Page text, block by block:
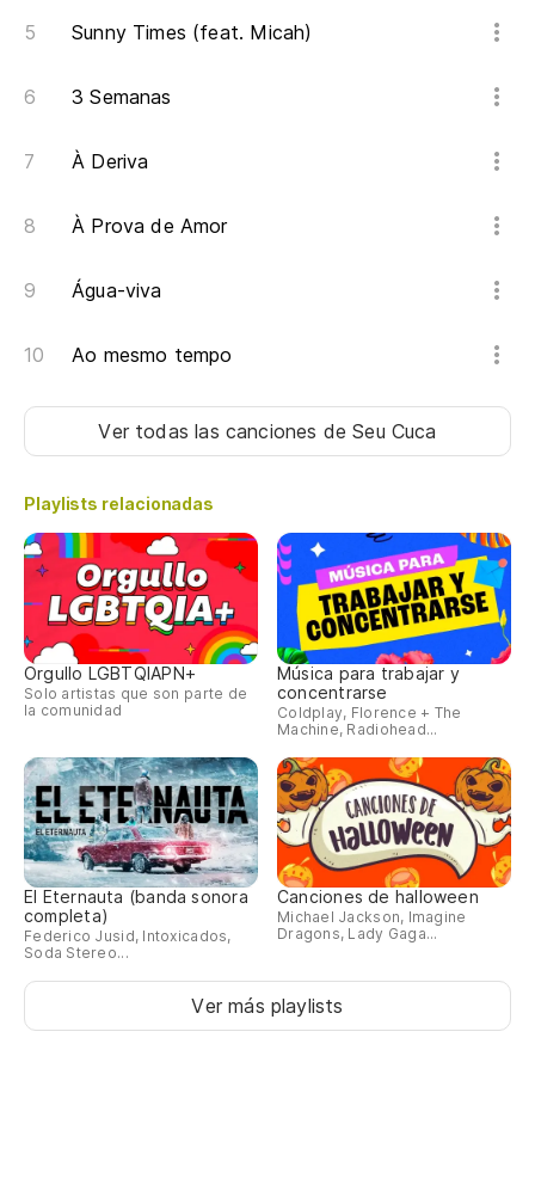
Sunny Times (feat. Micah)
3 Semanas
À Deriva
À Prova de Amor
Água-viva
Ao mesmo tempo
Ver todas las canciones de Seu Cuca
Playlists relacionadas
Orgullo LGBTQIAPN+
Solo artistas que son parte de
la comunidad
Música para trabajar y
concentrarse
Coldplay, Florence + The
Machine, Radiohead...
El Eternauta (banda sonora
completa)
Federico Jusid, Intoxicados,
Soda Stereo...
Canciones de halloween
Michael Jackson, Imagine
Dragons, Lady Gaga...
Ver más playlists